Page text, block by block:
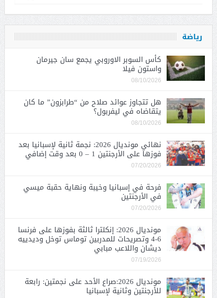
رياضة
كأس السوبر الاوروبي يجمع سان جيرمان
واستون فيلا
08/10/2026
هل تتجاوز عوائد صلاح من “طرابزون” ما كان
يتقاضاه في ليفربول؟
08/10/2026
نهائي مونديال 2026: نجمة ثانية لإسبانيا بعد
فوزها على الأرجنتين 1 – 0 بعد وقت إضافي
07/20/2026
فرحة في إسبانيا وخيبة ونهاية حقبة ميسي
في الأرجنتين
07/20/2026
مونديال 2026: إنكلترا ثالثة بفوزها على فرنسا
6-4 وتصريحات للمدربين توماس توخل وديدييه
ديشان واللاعب مبابي
07/19/2026
مونديال 2026:صراع الأحد على نجمتين: رابعة
للأرجنتين وثانية لإسبانيا